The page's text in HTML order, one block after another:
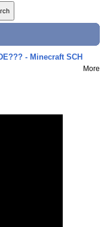
- Minecraft SCH
More